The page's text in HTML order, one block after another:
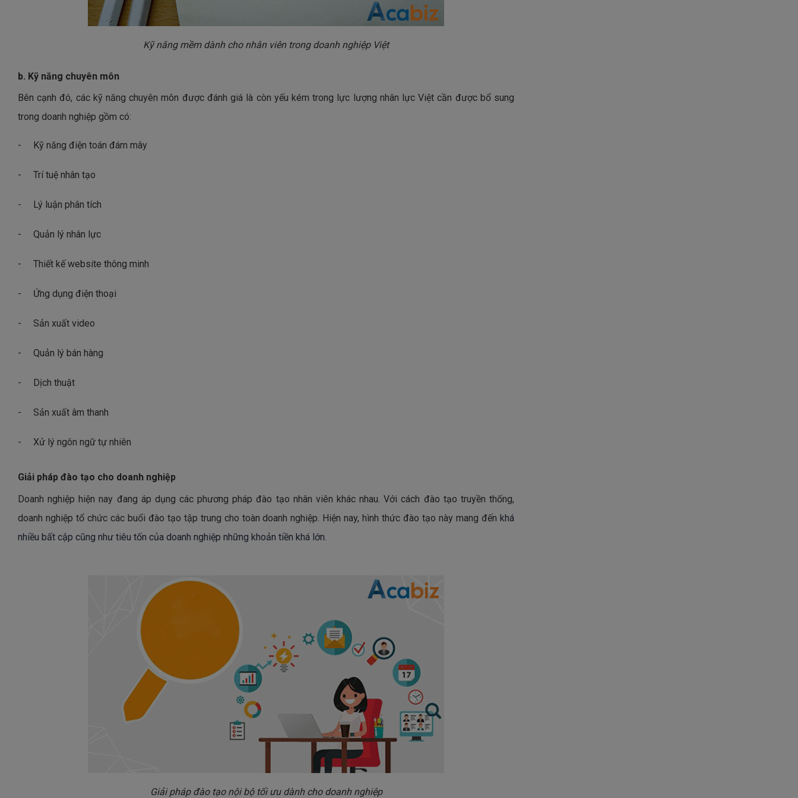
Kỹ năng mềm dành cho nhân viên trong doanh nghiệp Việt
b. Kỹ năng chuyên môn
Bên cạnh đó, các kỹ năng chuyên môn được đánh giá là còn yếu kém trong lực lượng nhân lực Việt cần được bổ sung
trong doanh nghiệp gồm có:
- Kỹ năng điện toán đám mây
- Trí tuệ nhân tạo
- Lý luận phân tích
- Quản lý nhân lực
- Thiết kế website thông minh
- Ứng dụng điện thoại
- Sản xuất video
- Quản lý bán hàng
- Dịch thuật
- Sản xuất âm thanh
- Xử lý ngôn ngữ tự nhiên
Giải pháp đào tạo cho doanh nghiệp
Doanh nghiệp hiện nay đang áp dụng các phương pháp đào tạo nhân viên khác nhau. Với cách đào tạo truyền thống,
doanh nghiệp tổ chức các buổi đào tạo tập trung cho toàn doanh nghiệp. Hiện nay, hình thức đào tạo này mang đến khá
nhiều bất cập cũng như tiêu tốn của doanh nghiệp những khoản tiền khá lớn.
Giải pháp đào tạo nội bộ tối ưu dành cho doanh nghiệp